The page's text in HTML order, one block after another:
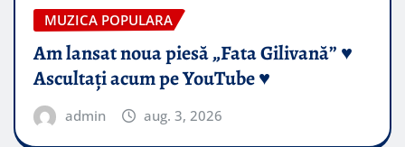
MUZICA POPULARA
Am lansat noua piesă „Fata Gilivană” ♥️
Ascultați acum pe YouTube ♥️
admin aug. 3, 2026